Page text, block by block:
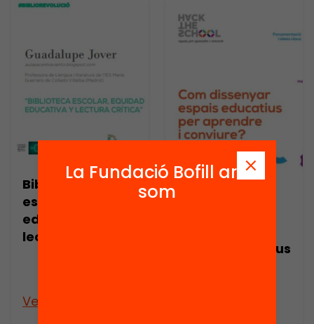
Biblioteca
escolar, equidad
educativa y
lectura crítica
Veure’n més
espais educatius
La Fundació Bofill ara
som